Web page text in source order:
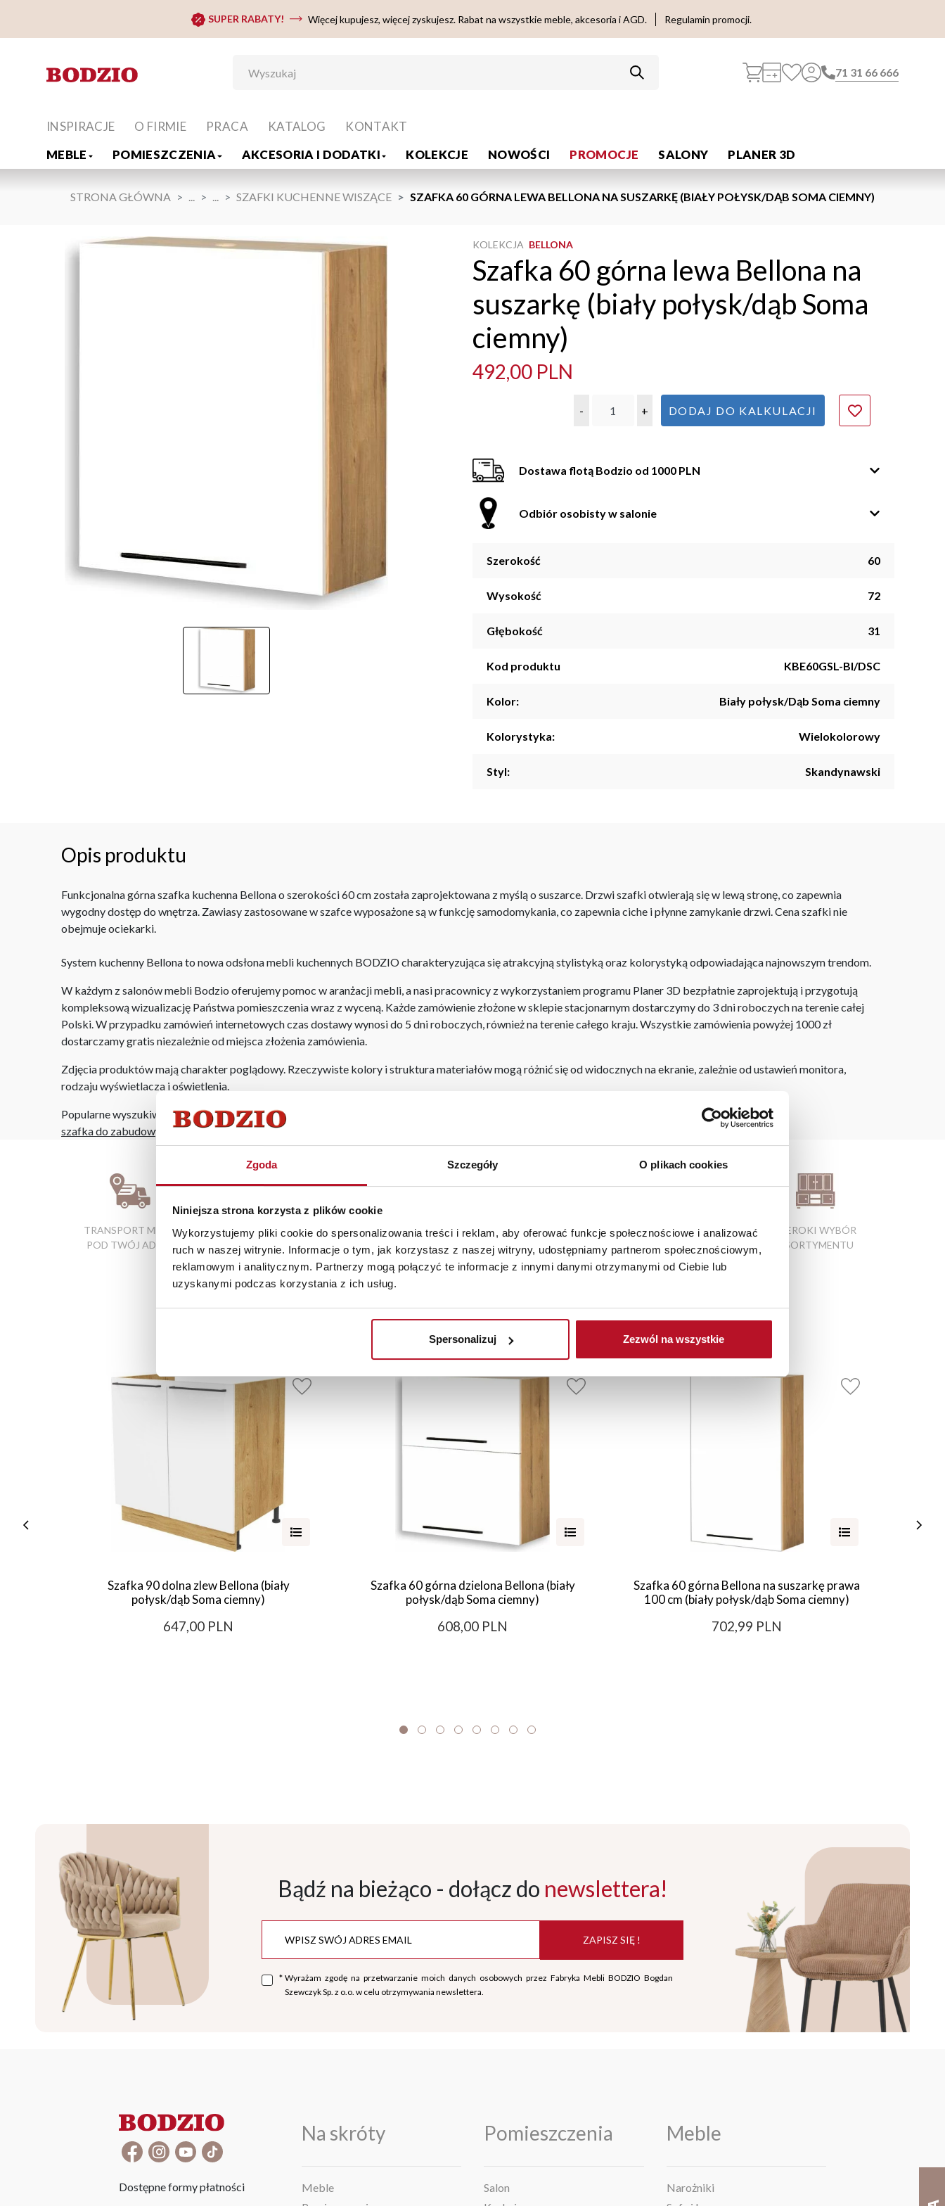
Zgoda Szczegóły O plikach cookies
Niniejsza strona korzysta z plików cookie
Wykorzystujemy pliki cookie do spersonalizowania treści i reklam, aby oferować funkcje społecznościowe i analizować
ruch w naszej witrynie. Informacje o tym, jak korzystasz z naszej witryny, udostępniamy partnerom społecznościowym,
reklamowym i analitycznym. Partnerzy mogą połączyć te informacje z innymi danymi otrzymanymi od Ciebie lub
uzyskanymi podczas korzystania z ich usług.
Spersonalizuj Zezwól na wszystkie
SUPER RABATY! Więcej kupujesz, więcej zyskujesz. Rabat na wszystkie meble, akcesoria i AGD. Regulamin promocji.
71 31 66 666
MEBLE POMIESZCZENIA AKCESORIA I DODATKI KOLEKCJE NOWOŚCI PROMOCJE SALONY PLANER 3D
INSPIRACJE O FIRMIE PRACA KATALOG KONTAKT
STRONA GŁÓWNA ... ... SZAFKI KUCHENNE WISZĄCE SZAFKA 60 GÓRNA LEWA BELLONA NA SUSZARKĘ (BIAŁY POŁYSK/DĄB SOMA CIEMNY)
KOLEKCJA BELLONA
Szafka 60 górna lewa Bellona na
suszarkę (biały połysk/dąb Soma
ciemny)
492,00 PLN
- + DODAJ DO KALKULACJI
Dostawa flotą Bodzio od 1000 PLN
Odbiór osobisty w salonie
Szerokość 60
Wysokość 72
Głębokość 31
Kod produktu KBE60GSL-BI/DSC
Kolor: Biały połysk/Dąb Soma ciemny
Kolorystyka: Wielokolorowy
Styl: Skandynawski
Opis produktu
Funkcjonalna górna szafka kuchenna Bellona o szerokości 60 cm została zaprojektowana z myślą o suszarce. Drzwi szafki otwierają się w lewą stronę, co zapewnia
wygodny dostęp do wnętrza. Zawiasy zastosowane w szafce wyposażone są w funkcję samodomykania, co zapewnia ciche i płynne zamykanie drzwi. Cena szafki nie
obejmuje ociekarki.
System kuchenny Bellona to nowa odsłona mebli kuchennych BODZIO charakteryzująca się atrakcyjną stylistyką oraz kolorystyką odpowiadająca najnowszym trendom.
W każdym z salonów mebli Bodzio oferujemy pomoc w aranżacji mebli, a nasi pracownicy z wykorzystaniem programu Planer 3D bezpłatnie zaprojektują i przygotują
kompleksową wizualizację Państwa pomieszczenia wraz z wyceną. Każde zamówienie złożone w sklepie stacjonarnym dostarczymy do 3 dni roboczych na terenie całej
Polski. W przypadku zamówień internetowych czas dostawy wynosi do 5 dni roboczych, również na terenie całego kraju. Wszystkie zamówienia powyżej 1000 zł
dostarczamy gratis niezależnie od miejsca złożenia zamówienia.
Zdjęcia produktów mają charakter poglądowy. Rzeczywiste kolory i struktura materiałów mogą różnić się od widocznych na ekranie, zależnie od ustawień monitora,
rodzaju wyświetlacza i oświetlenia.
Popularne wyszukiwania:
szafka do zabudowy piekarnika |tanie szafy z lustrem
TRANSPORT MEBLI
POD TWÓJ ADRES
RATY 0% W
SALONACH
FIRMOWYCH
BEZPIECZNE ZAKUPY
PRZEZ INTERNET
WYSOKA JAKOŚĆ
MATERIAŁÓW
ATRAKCYJNE CENY
PRODUKTÓW
SZEROKI WYBÓR
ASORTYMENTU
Elementy uzupełniające
Szafka 90 dolna zlew Bellona (biały
połysk/dąb Soma ciemny)
647,00 PLN
Szafka 60 górna dzielona Bellona (biały
połysk/dąb Soma ciemny)
608,00 PLN
Szafka 60 górna Bellona na suszarkę prawa
100 cm (biały połysk/dąb Soma ciemny)
702,99 PLN
Bądź na bieżąco - dołącz do newslettera!
ZAPISZ SIĘ !
* Wyrażam zgodę na przetwarzanie moich danych osobowych przez Fabryka Mebli BODZIO Bogdan
Szewczyk Sp. z o.o. w celu otrzymywania newslettera.
Dostępne formy płatności
Na skróty
Meble
Pomieszczenia
Salon
Meble
Narożniki